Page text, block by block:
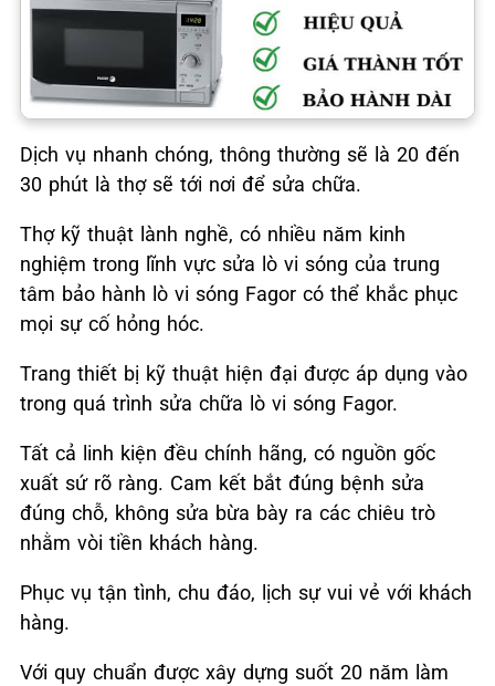
Dịch vụ nhanh chóng, thông thường sẽ là 20 đến
30 phút là thợ sẽ tới nơi để sửa chữa.
Thợ kỹ thuật lành nghề, có nhiều năm kinh
nghiệm trong lĩnh vực sửa lò vi sóng của trung
tâm bảo hành lò vi sóng Fagor có thể khắc phục
mọi sự cố hỏng hóc.
Trang thiết bị kỹ thuật hiện đại được áp dụng vào
trong quá trình sửa chữa lò vi sóng Fagor.
Tất cả linh kiện đều chính hãng, có nguồn gốc
xuất sứ rõ ràng. Cam kết bắt đúng bệnh sửa
đúng chỗ, không sửa bừa bày ra các chiêu trò
nhằm vòi tiền khách hàng.
Phục vụ tận tình, chu đáo, lịch sự vui vẻ với khách
hàng.
Với quy chuẩn được xây dựng suốt 20 năm làm